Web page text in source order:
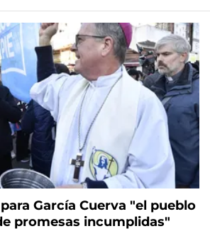
García Cuerva "el pueblo
promesas incumplidas"